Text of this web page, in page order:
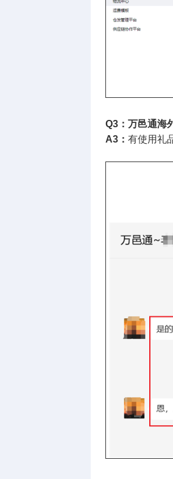
Q3：万邑通海
A3： 有使用礼